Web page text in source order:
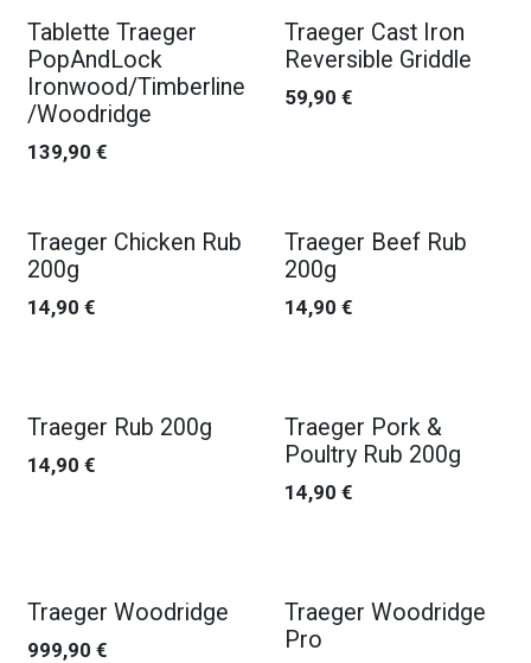
Tablette Traeger
PopAndLock
Ironwood/Timberline
/Woodridge
139,90 €
Traeger Cast Iron
Reversible Griddle
59,90 €
Traeger Chicken Rub
200g
14,90 €
Traeger Beef Rub
200g
14,90 €
Traeger Rub 200g
14,90 €
Traeger Pork &
Poultry Rub 200g
14,90 €
Nouveau !
Traeger Woodridge
999,90 € Nouveau !
Traeger Woodridge
Pro